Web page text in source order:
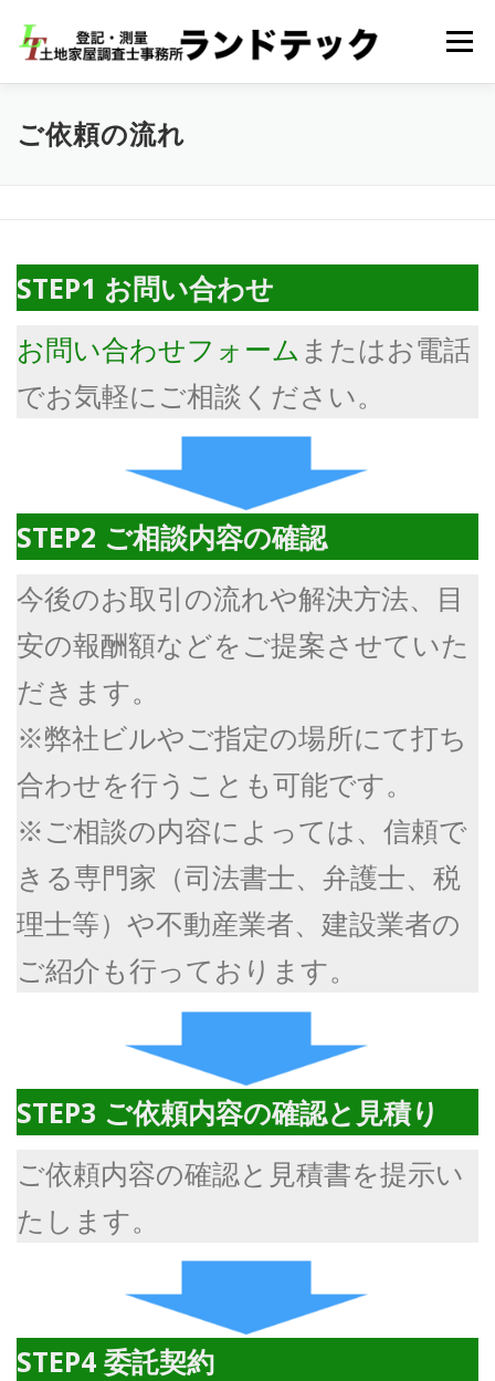
メニュー
HOME 会社概要
ご依頼の流れ
STEP1 お問い合わせ
お問い合わせフォーム またはお電話
でお気軽にご相談ください。
STEP2 ご相談内容の確認
今後のお取引の流れや解決方法、目
安の報酬額などをご提案させていた
だきます。
※弊社ビルやご指定の場所にて打ち
合わせを行うことも可能です。
※ご相談の内容によっては、信頼で
きる専門家（司法書士、弁護士、税
理士等）や不動産業者、建設業者の
ご紹介も行っております。
STEP3 ご依頼内容の確認と見積り
ご依頼内容の確認と見積書を提示い
たします。
STEP4 委託契約